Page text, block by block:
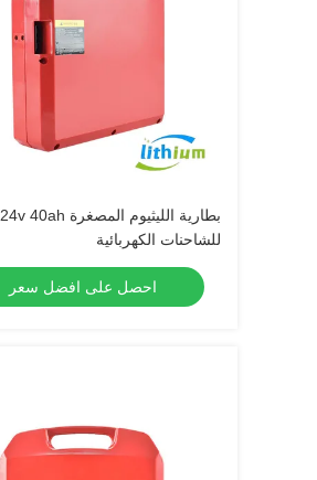
بطارية الليثيوم المصغرة 24v 40ah
للشاحنات الكهربائية
احصل على افضل سعر